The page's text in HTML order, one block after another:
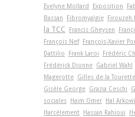
Evelyne Mollard
Exposition
Bassan
Fibromyalgie Firouzeh
la TCC
Francis Gheysen
François Nef
François-Xavier
Dattilio
Frank Laroi Frédéric
Frédérick Dionne Gabriel Wahl
Magerotte Gilles de la Tourette
Gisèle George Grazia Ceschi
sociales
Haim Omer Hal
Harcèlement
Hassan Rahioui